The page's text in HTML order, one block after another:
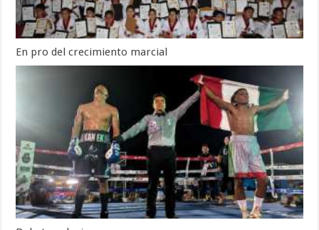
En pro del crecimiento marcial